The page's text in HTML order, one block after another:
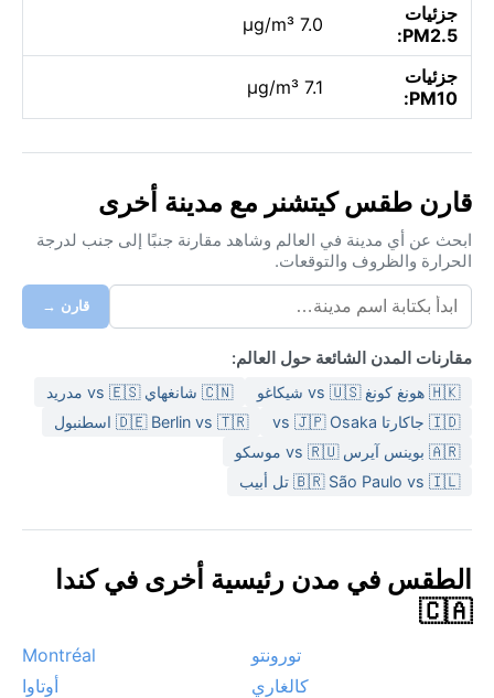
جزئيات
PM2.5:
7.0 µg/m³
جزئيات
PM10:
7.1 µg/m³
قارن طقس كيتشنر مع مدينة أخرى
ابحث عن أي مدينة في العالم وشاهد مقارنة جنبًا إلى جنب لدرجة
الحرارة والظروف والتوقعات.
قارن →
مقارنات المدن الشائعة حول العالم:
🇭🇰 هونغ كونغ vs 🇺🇸 شيكاغو
🇨🇳 شانغهاي vs 🇪🇸 مدريد
🇮🇩 جاكارتا vs 🇯🇵 Osaka
🇩🇪 Berlin vs 🇹🇷 اسطنبول
🇦🇷 بوينس آيرس vs 🇷🇺 موسكو
🇧🇷 São Paulo vs 🇮🇱 تل أبيب
الطقس في مدن رئيسية أخرى في كندا
🇨🇦
تورونتو
Montréal
كالغاري
أوتاوا